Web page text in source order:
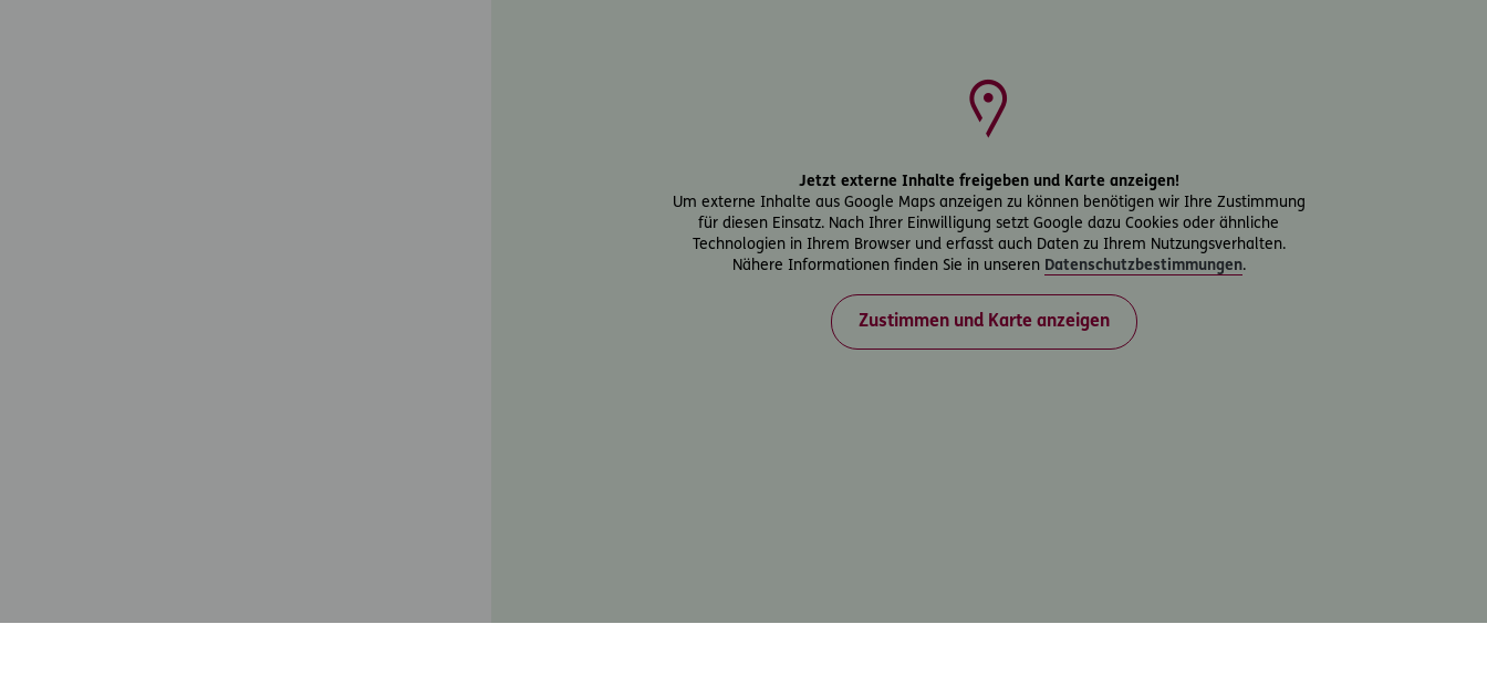
Jetzt externe Inhalte freigeben und Karte anzeigen!
Um externe Inhalte aus Google Maps anzeigen zu können benötigen wir Ihre Zustimmung
für diesen Einsatz. Nach Ihrer Einwilligung setzt Google dazu Cookies oder ähnliche
Technologien in Ihrem Browser und erfasst auch Daten zu Ihrem Nutzungsverhalten.
Nähere Informationen finden Sie in unseren Datenschutzbestimmungen.
Zustimmen und Karte anzeigen